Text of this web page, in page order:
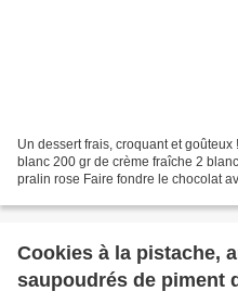
Un dessert frais, croquant et
blanc 200 gr de crème fraîche 2
pralin rose Faire fondre le chocolat
Cookies à la pistache,
saupoudrés de piment